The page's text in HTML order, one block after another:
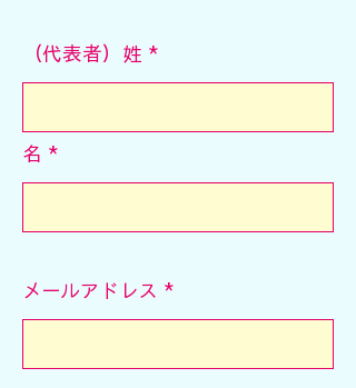
（代表者）姓
名
メールアドレス